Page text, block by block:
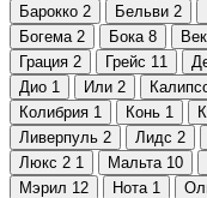
Барокко 2 Бельви 2
Богема 2 Бока 8
Грация 2 Грейс 11
Дио 1 Или 2
Колибрия 1 Конь 1
Ливерпуль 2 Лидс 2
Люкс 2 1 Мальта 10
Мэрил 12 Нота 1